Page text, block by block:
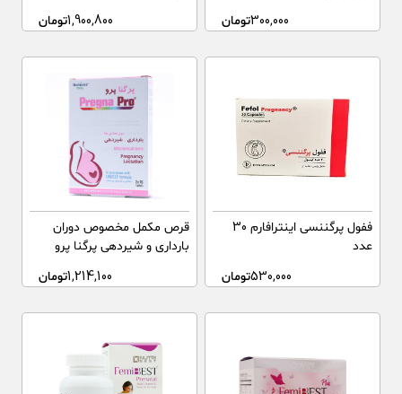
300,000تومان
1,900,800تومان
ففول پرگننسی اینترافارم 30
عدد
530,000تومان
قرص مکمل مخصوص دوران
بارداری و شیردهی پرگنا پرو
1,214,100تومان